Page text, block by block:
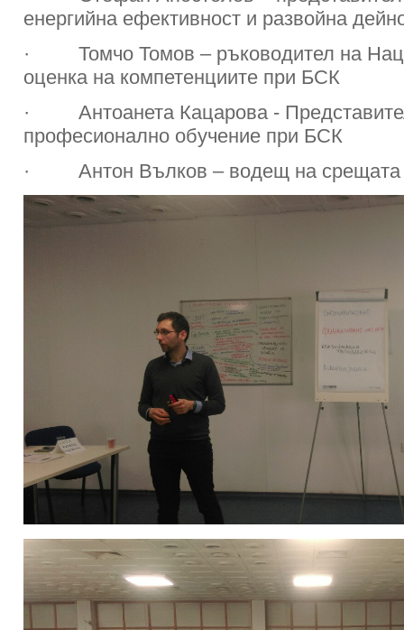
енергийна ефективност и развойна
· Томчо Томов – ръководител на
оценка на компетенциите при БСК
· Антоанета Кацарова -
професионално обучение при БСК
· Антон Вълков – водещ на срещата